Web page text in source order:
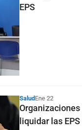
EPS
Salud Ene 22
liquidar las EPS